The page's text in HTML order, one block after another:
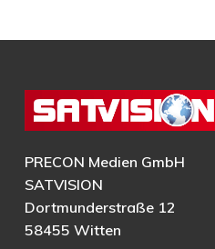
PRECON Medien GmbH
SATVISION
Dortmunderstraße 12
58455 Witten